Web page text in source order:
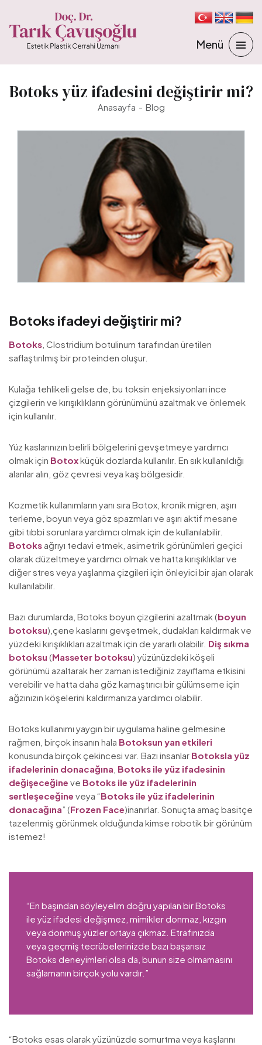
Botoks yüz ifadesini değiştirir mi?
Anasayfa Blog
Botoks ifadeyi değiştirir mi?
Botoks , Clostridium botulinum tarafından üretilen
saflaştırılmış bir proteinden oluşur.
Kulağa tehlikeli gelse de, bu toksin enjeksiyonları ince
çizgilerin ve kırışıklıkların görünümünü azaltmak ve önlemek
için kullanılır.
Yüz kaslarınızın belirli bölgelerini gevşetmeye yardımcı
olmak için Botoxküçük dozlarda kullanılır. En sık kullanıldığı
alanlar alın, göz çevresi veya kaş bölgesidir.
Kozmetik kullanımların yanı sıra Botox, kronik migren, aşırı
terleme, boyun veya göz spazmları ve aşırı aktif mesane
gibi tıbbi sorunlara yardımcı olmak için de kullanılabilir.
Botoks ağrıyı tedavi etmek, asimetrik görünümleri geçici
olarak düzeltmeye yardımcı olmak ve hatta kırışıklıklar ve
diğer stres veya yaşlanma çizgileri için önleyici bir ajan olarak
kullanılabilir.
Bazı durumlarda, Botoks boyun çizgilerini azaltmak (boyun
botoksu),çene kaslarını gevşetmek, dudakları kaldırmak ve
yüzdeki kırışıklıkları azaltmak için de yararlı olabilir. Diş sıkma
botoksu (Masseter botoksu) yüzünüzdeki köşeli
görünümü azaltarak her zaman istediğiniz zayıflama etkisini
verebilir ve hatta daha göz kamaştırıcı bir gülümseme için
ağzınızın köşelerini kaldırmanıza yardımcı olabilir.
Botoks kullanımı yaygın bir uygulama haline gelmesine
rağmen, birçok insanın hala Botoksun yan etkileri
konusunda birçok çekincesi var. Bazı insanlar Botoksla yüz
ifadelerinin donacağına Botoks ile yüz ifadesinin
değişeceğine ve Botoks ile yüz ifadelerinin
sertleşeceğine veya “Botoks ile yüz ifadelerinin
donacağına” (Frozen Face)inanırlar. Sonuçta amaç basitçe
tazelenmiş görünmek olduğunda kimse robotik bir görünüm
istemez!
“En başından söyleyelim doğru yapılan bir Botoks
ile yüz ifadesi değişmez, mimikler donmaz, kızgın
veya donmuş yüzler ortaya çıkmaz. Etrafınızda
veya geçmiş tecrübelerinizde bazı başarısız
Botoks deneyimleri olsa da, bunun size olmamasını
sağlamanın birçok yolu vardır.”
“Botoks esas olarak yüzünüzde somurtma veya kaşlarını